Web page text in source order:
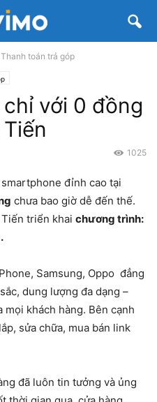
Thanh toán trả góp
với 0 đồng
1025
đỉnh cao tại
chưa bao giờ dễ đến thế.
triển khai chương trình:
Samsung, Oppo đẳng
dung lượng đa dạng –
mọi khách hàng. Bên cạnh
sửa chữa, mua bán link
đã luôn tin tưởng và ủng